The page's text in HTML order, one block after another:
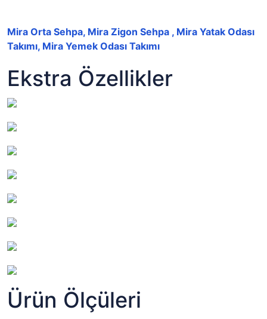
Mira Orta Sehpa, Mira Zigon Sehpa , Mira Yatak Odası
Takımı, Mira Yemek Odası Takımı
Ekstra Özellikler
Ürün Ölçüleri